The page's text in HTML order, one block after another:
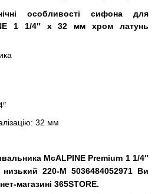
особливості сифона для
1 1/4″ x 32 мм хром латунь
32 мм
McALPINE Premium 1 1/4″
220-M 5036484052971 Ви
магазині 365STORE.